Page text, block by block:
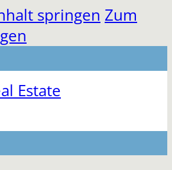
springen Zum